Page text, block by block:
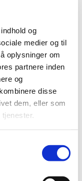
og
medier og til
oplysninger om
partnere inden
og
disse
dem, eller som
forfatter H.
i kirken.
i et hus i
te’
kom Christen
for gæsten.
med
en skam at den